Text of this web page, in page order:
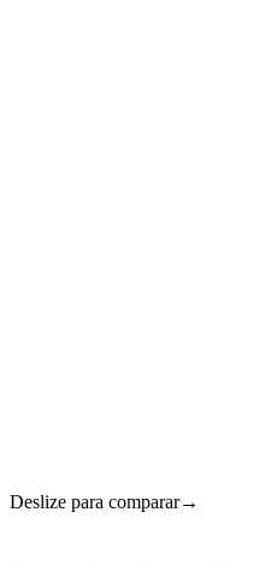
Deslize para comparar→